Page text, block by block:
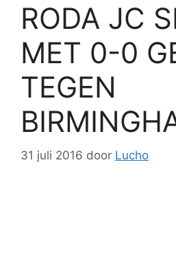
RODA JC
MET 0-0
TEGEN
31 juli 2016 door Lucho